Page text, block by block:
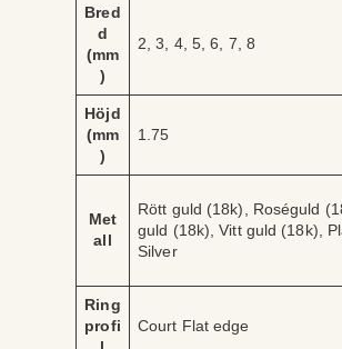
A
ri
u
t
V
r
e
Bred
d
(mm
)
2, 3, 4, 5, 6, 7, 8
Höjd
(mm
)
1.75
Met
all
Rött guld (18k), Roséguld
guld (18k), Vitt guld (18k),
Silver
Ring
profi
Court Flat edge